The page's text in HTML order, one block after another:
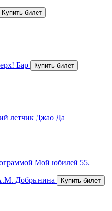
Бар
летчик Джао Да
Мой юбилей 55.
Добрынина